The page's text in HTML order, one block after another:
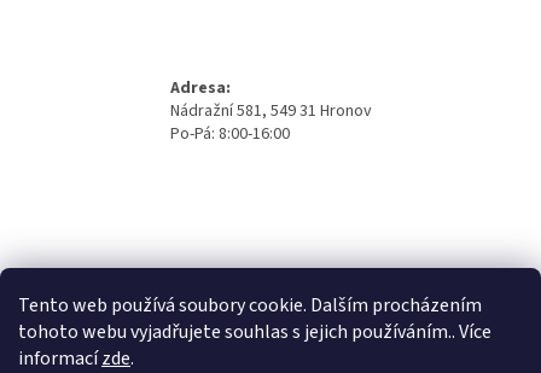
Tento web používá soubory cookie. Dalším procházením
tohoto webu vyjadřujete souhlas s jejich používáním.. Více
informacízde.
Adresa:
Nádražní 581, 549 31 Hronov
Po-Pá: 8:00-16:00